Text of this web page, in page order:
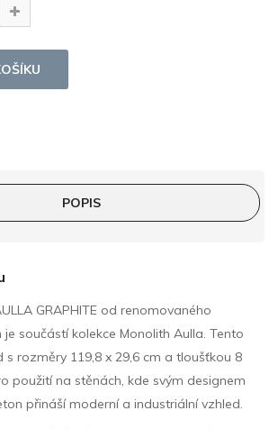
POPIS
GRAPHITE od renomovaného
je součástí kolekce Monolith Aulla. Tento
s rozměry 119,8 x 29,6 cm a tloušťkou 8
použití na stěnách, kde svým designem
přináší moderní a industriální vzhled.